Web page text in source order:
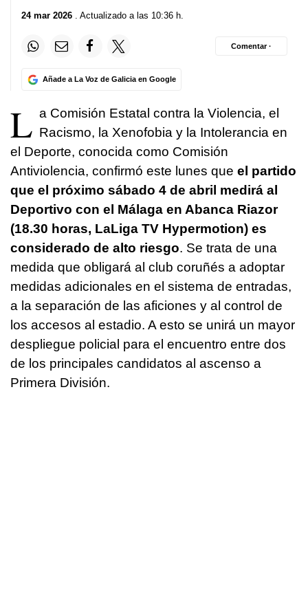
24 mar 2026 . Actualizado a las 10:36 h.
Añade a La Voz de Galicia en Google
Comentar ·
L a Comisión Estatal contra la Violencia, el
Racismo, la Xenofobia y la Intolerancia en
el Deporte, conocida como Comisión
Antiviolencia, confirmó este lunes que el partido
que el próximo sábado 4 de abril medirá al
Deportivo con el Málaga en Abanca Riazor
(18.30 horas, LaLiga TV Hypermotion) es
considerado de alto riesgo. Se trata de una
medida que obligará al club coruñés a adoptar
medidas adicionales en el sistema de entradas,
a la separación de las aficiones y al control de
los accesos al estadio. A esto se unirá un mayor
despliegue policial para el encuentro entre dos
de los principales candidatos al ascenso a
Primera División.